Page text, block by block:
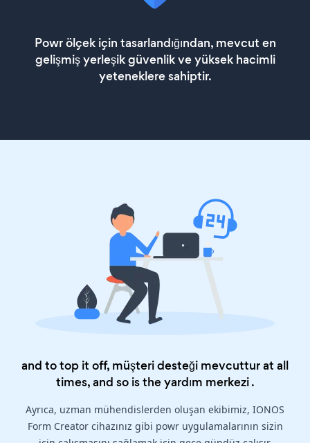
Powr ölçek için tasarlandığından, mevcut en
gelişmiş yerleşik güvenlik ve yüksek hacimli
yeteneklere sahiptir.
and to top it off, müşteri desteği mevcuttur at all
times, and so is theyardım merkezi.
Ayrıca, uzman mühendislerden oluşan ekibimiz, IONOS
Form Creator cihazınız gibi powr uygulamalarının sizin